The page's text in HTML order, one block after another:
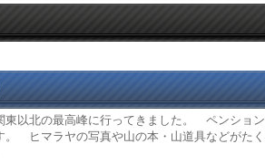
東以北の最高峰に行ってきました。 ペンション
。 ヒマラヤの写真や山の本・山道具などがたく